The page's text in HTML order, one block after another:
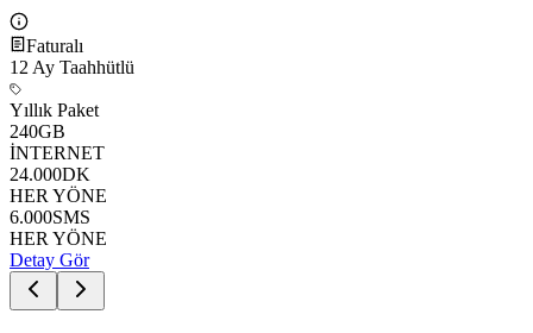
Faturalı
12 Ay Taahhütlü
Yıllık Paket
240GB
İNTERNET
24.000DK
HER YÖNE
6.000SMS
HER YÖNE
Detay Gör